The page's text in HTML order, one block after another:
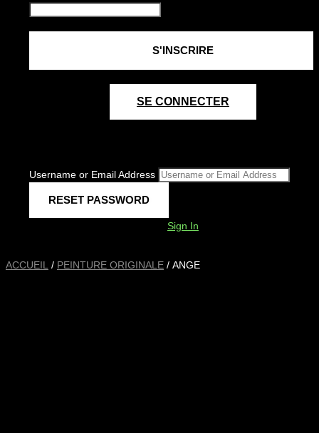
SE CONNECTER
Username or Email Address
Sign In
ACCUEIL / PEINTURE ORIGINALE / ANGE